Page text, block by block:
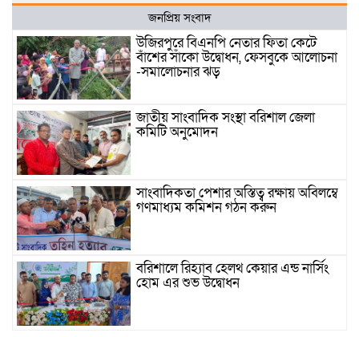
জনপ্রিয় সংবাদ
উজিরপুরে বিএনপি নেতার ফিতা কেটে
বাঁশের সাঁকো উদ্বোধন, ফেসবুকে আলোচনা
-সমালোচনার ঝড়
জাতীয় সাংবাদিক সংস্থা বরিশাল জেলা
কমিটি অনুমোদন
সাংবাদিকতা পেশার অস্তিত্ব রক্ষায় অবিলম্বে
গণমাধ্যম কমিশন গঠন করুন
বরিশালে রিহ্যাব হেলথ কেয়ার এন্ড নার্সিং
হোম এর শুভ উদ্বোধন